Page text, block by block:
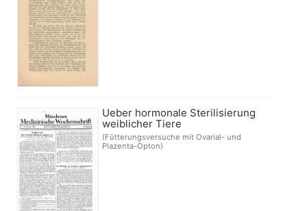
Ueber hormonale Sterilisierung
weiblicher Tiere
(Fütterungsversuche mit Ovarial- und
Plazenta-Opton)